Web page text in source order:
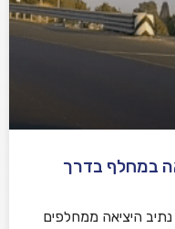
במחלף בדרך
היציאה ממחלפים